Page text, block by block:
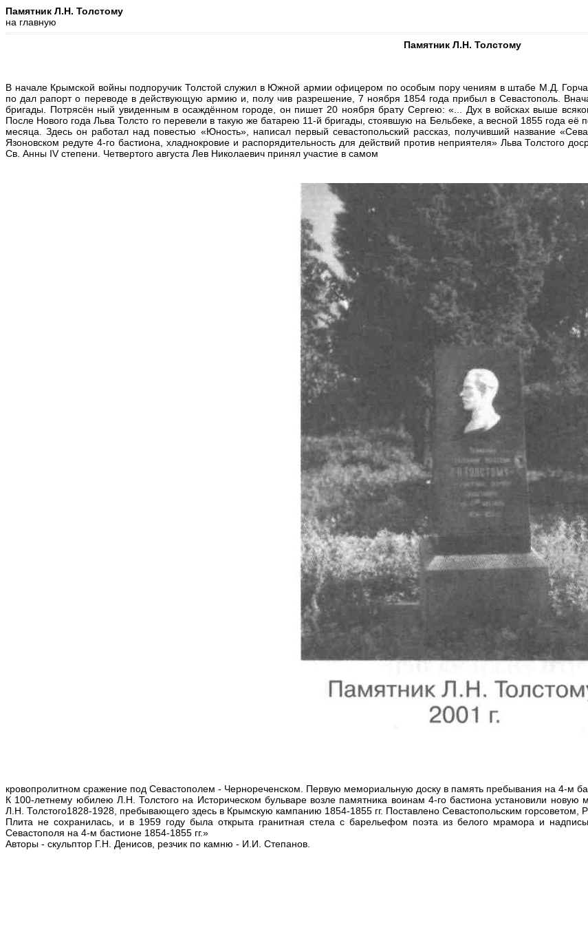
Памятник Л.Н. Толстому
на главную
Памятник Л.Н. Толстому
В начале Крымской войны подпоручик Толстой служил в Южной армии офицером по особым пору чениям в штабе М.Д.
по дал рапорт о переводе в действующую армию и, полу чив разрешение, 7 ноября 1854 года прибыл в Севастополь.
бригады. Потрясён ный увиденным в осаждённом городе, он пишет 20 ноября брату Сергею: «... Дух в войсках выше
После Нового года Льва Толсто го перевели в такую же батарею 11-й бригады, стоявшую на Бельбеке, а весной 1855 года её
месяца. Здесь он работал над повестью «Юность», написал первый севастопольский рассказ, получивший название
Язоновском редуте 4-го бастиона, хладнокровие и распорядительность для действий против неприятеля» Льва Толстого
Св. Анны IV степени. Четвертого августа Лев Николаевич принял участие в самом
кровопролитном сражение под Севастополем - Чернореченском. Первую мемориальную доску в память пребывания на 4-м
К 100-летнему юбилею Л.Н. Толстого на Историческом бульваре возле памятника воинам 4-го бастиона установили
Л.Н. Толстого1828-1928, пребывающего здесь в Крымскую кампанию 1854-1855 гг. Поставлено Севастопольским горсоветом,
Плита не сохранилась, и в 1959 году была открыта гранитная стела с барельефом поэта из белого мрамора и
Севастополя на 4-м бастионе 1854-1855 гг.»
Авторы - скульптор Г.Н. Денисов, резчик по камню - И.И. Степанов.